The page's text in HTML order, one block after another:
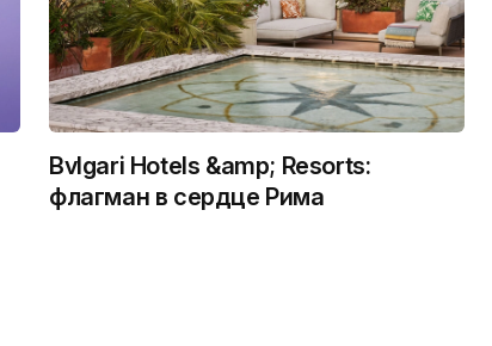
Bvlgari Hotels &amp; Resorts:
флагман в сердце Рима